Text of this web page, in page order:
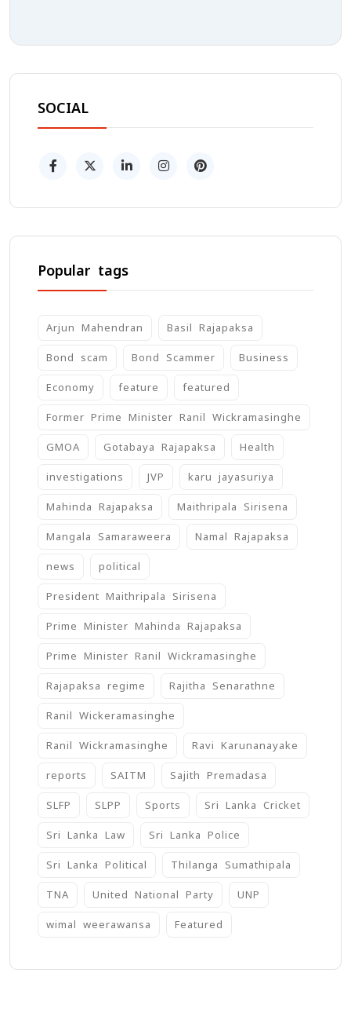
SOCIAL
Popular tags
Arjun Mahendran Basil Rajapaksa
Bond scam Bond Scammer Business
Economy feature featured
Former Prime Minister Ranil Wickramasinghe
GMOA Gotabaya Rajapaksa Health
investigations JVP karu jayasuriya
Mahinda Rajapaksa Maithripala Sirisena
Mangala Samaraweera Namal Rajapaksa
news political
President Maithripala Sirisena
Prime Minister Mahinda Rajapaksa
Prime Minister Ranil Wickramasinghe
Rajapaksa regime Rajitha Senarathne
Ranil Wickeramasinghe
Ranil Wickramasinghe Ravi Karunanayake
reports SAITM Sajith Premadasa
SLFP SLPP Sports Sri Lanka Cricket
Sri Lanka Law Sri Lanka Police
Sri Lanka Political Thilanga Sumathipala
TNA United National Party UNP
wimal weerawansa ‍Featured